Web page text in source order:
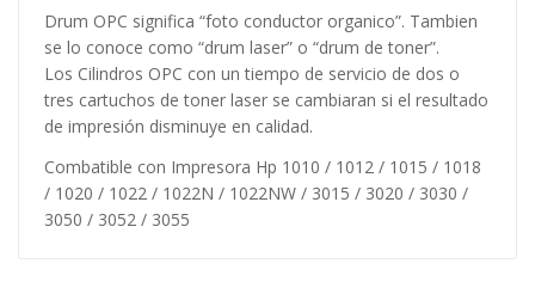
Drum OPC significa “foto conductor organico”. Tambien
se lo conoce como “drum laser” o “drum de toner”.
Los Cilindros OPC con un tiempo de servicio de dos o
tres cartuchos de toner laser se cambiaran si el resultado
de impresión disminuye en calidad.
Combatible con Impresora Hp 1010 / 1012 / 1015 / 1018
/ 1020 / 1022 / 1022N / 1022NW / 3015 / 3020 / 3030 /
3050 / 3052 / 3055